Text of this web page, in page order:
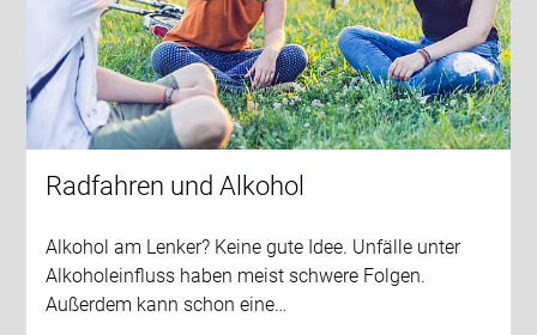
Radfahren und Alkohol
Alkohol am Lenker? Keine gute Idee. Unfälle unter
Alkoholeinfluss haben meist schwere Folgen.
Außerdem kann schon eine…